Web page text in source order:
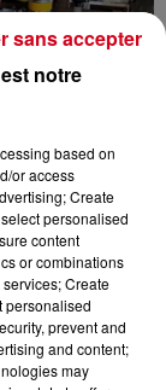
notre
based on
or access
Create
personalised
content
or combinations
Create
personalised
prevent and
and content;
may
sans accepter